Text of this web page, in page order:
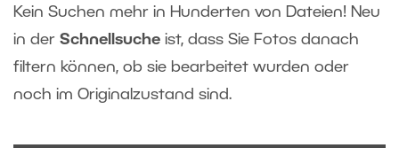
Kein Suchen mehr in Hunderten von Dateien! Neu
in der Schnellsuche ist, dass Sie Fotos danach
filtern können, ob sie bearbeitet wurden oder
noch im Originalzustand sind.